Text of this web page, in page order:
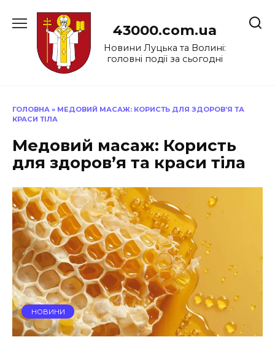
до
43000.com.ua
Новини Луцька та Волині:
головні події за сьогодні
ГОЛОВНА » МЕДОВИЙ МАСАЖ: КОРИСТЬ ДЛЯ ЗДОРОВ’Я ТА
КРАСИ ТІЛА
Медовий масаж: Користь
для здоров’я та краси тіла
НОВИНИ